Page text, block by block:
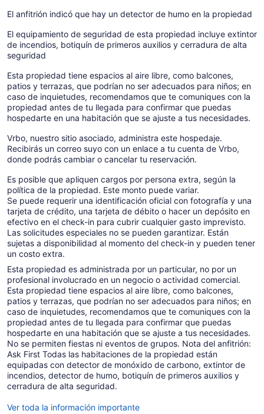
El anfitrión indicó que hay un detector de humo en la propiedad
El equipamiento de seguridad de esta propiedad incluye extintor
de incendios, botiquín de primeros auxilios y cerradura de alta
seguridad
Esta propiedad tiene espacios al aire libre, como balcones,
patios y terrazas, que podrían no ser adecuados para niños; en
caso de inquietudes, recomendamos que te comuniques con la
propiedad antes de tu llegada para confirmar que puedas
hospedarte en una habitación que se ajuste a tus necesidades.
Vrbo, nuestro sitio asociado, administra este hospedaje.
Recibirás un correo suyo con un enlace a tu cuenta de Vrbo,
donde podrás cambiar o cancelar tu reservación.
Es posible que apliquen cargos por persona extra, según la
política de la propiedad. Este monto puede variar.
Se puede requerir una identificación oficial con fotografía y una
tarjeta de crédito, una tarjeta de débito o hacer un depósito en
efectivo en el check-in para cubrir cualquier gasto imprevisto.
Las solicitudes especiales no se pueden garantizar. Están
sujetas a disponibilidad al momento del check-in y pueden tener
un costo extra.
Esta propiedad es administrada por un particular, no por un
profesional involucrado en un negocio o actividad comercial.
Esta propiedad tiene espacios al aire libre, como balcones,
patios y terrazas, que podrían no ser adecuados para niños; en
caso de inquietudes, recomendamos que te comuniques con la
propiedad antes de tu llegada para confirmar que puedas
hospedarte en una habitación que se ajuste a tus necesidades.
No se permiten fiestas ni eventos de grupos. Nota del anfitrión:
Ask First Todas las habitaciones de la propiedad están
equipadas con detector de monóxido de carbono, extintor de
incendios, detector de humo, botiquín de primeros auxilios y
cerradura de alta seguridad.
Ver toda la información importante